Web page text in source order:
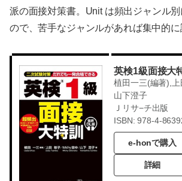
派の面接対策書。Unit は頻出ジャンル
ので、苦手なジャンルがあれば集中的に
英検1級面接大
植田一三(編著),上
山下澄子
Ｊリサ−チ出版
ISBN: 978-4-
e-honで購入
詳細